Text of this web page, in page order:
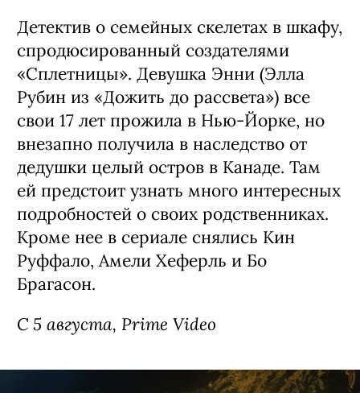
Детектив о семейных скелетах в шкафу,
спродюсированный создателями
«Сплетницы». Девушка Энни (Элла
Рубин из «Дожить до рассвета») все
свои 17 лет прожила в Нью-Йорке, но
внезапно получила в наследство от
дедушки целый остров в Канаде. Там
ей предстоит узнать много интересных
подробностей о своих родственниках.
Кроме нее в сериале снялись Кин
Руффало, Амели Хеферль и Бо
Брагасон.
С 5 августа, Prime Video